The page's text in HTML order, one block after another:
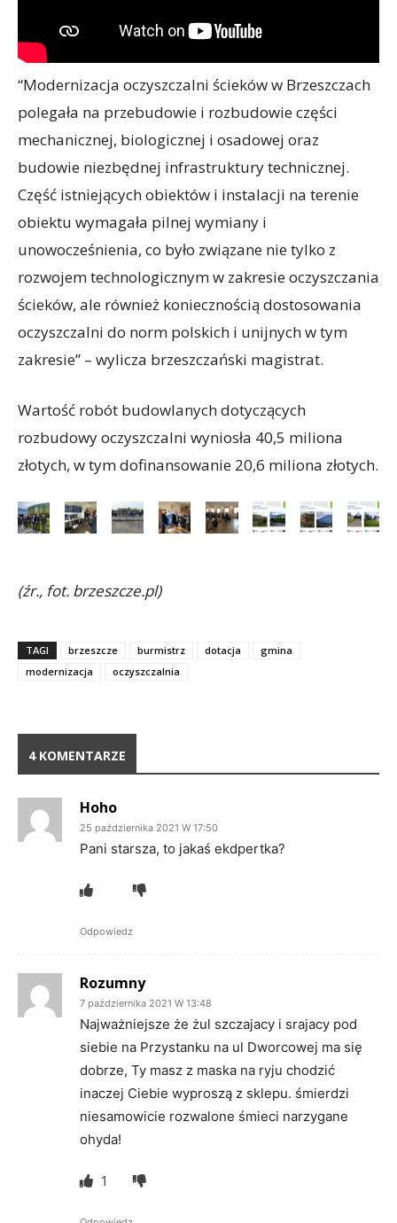
“Modernizacja oczyszczalni ścieków w Brzeszczach
polegała na przebudowie i rozbudowie części
mechanicznej, biologicznej i osadowej oraz
budowie niezbędnej infrastruktury technicznej.
Część istniejących obiektów i instalacji na terenie
obiektu wymagała pilnej wymiany i
unowocześnienia, co było związane nie tylko z
rozwojem technologicznym w zakresie oczyszczania
ścieków, ale również koniecznością dostosowania
oczyszczalni do norm polskich i unijnych w tym
zakresie” – wylicza brzeszczański magistrat.
Wartość robót budowlanych dotyczących
rozbudowy oczyszczalni wyniosła 40,5 miliona
złotych, w tym dofinansowanie 20,6 miliona złotych.
(źr., fot. brzeszcze.pl)
TAGI brzeszcze burmistrz dotacja
gmina
modernizacja
oczyszczalnia
4 KOMENTARZE
Hoho
25 października 2021 W 17:50
Pani starsza, to jakaś ekdpertka?
Odpowiedz
Rozumny
7 października 2021 W 13:48
Najważniejsze że żul szczajacy i srajacy pod
siebie na Przystanku na ul Dworcowej ma się
dobrze, Ty masz z maska na ryju chodzić
inaczej Ciebie wyproszą z sklepu. śmierdzi
niesamowicie rozwalone śmieci narzygane
ohyda!
1